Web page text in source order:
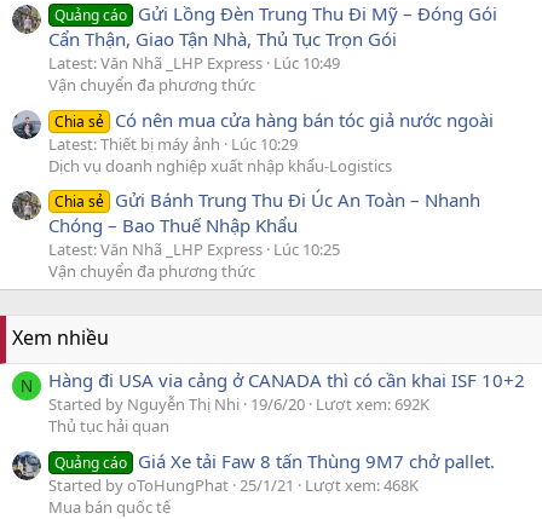
Quảng cáo Gửi Lồng Đèn Trung Thu Đi Mỹ – Đóng Gói
Cẩn Thận, Giao Tận Nhà, Thủ Tục Trọn Gói
Latest: Văn Nhã _LHP Express Lúc 10:49
Vận chuyển đa phương thức
Chia sẻ Có nên mua cửa hàng bán tóc giả nước ngoài
Latest: Thiết bị máy ảnh
Lúc 10:29
Dịch vụ doanh nghiệp xuất nhập khẩu-Logistics
Chia sẻ Gửi Bánh Trung Thu Đi Úc An Toàn – Nhanh
Chóng – Bao Thuế Nhập Khẩu
Latest: Văn Nhã _LHP Express Lúc 10:25
Vận chuyển đa phương thức
Xem nhiều
N Hàng đi USA via cảng ở CANADA thì có cần khai ISF 10+2
Started by Nguyễn Thị Nhi 19/6/20 Lượt xem: 692K
Thủ tục hải quan
Quảng cáo Giá Xe tải Faw 8 tấn Thùng 9M7 chở pallet.
Started by oToHungPhat 25/1/21
Lượt xem: 468K
Mua bán quốc tế